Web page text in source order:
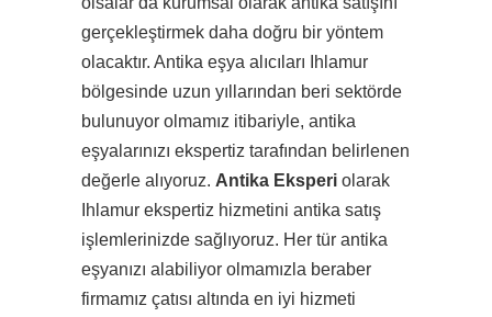
gerçekleştirmek daha doğru bir yöntem
olacaktır. Antika eşya alıcıları Ihlamur
bölgesinde uzun yıllarından beri sektörde
bulunuyor olmamız itibariyle, antika
eşyalarınızı ekspertiz tarafından belirlenen
değerle alıyoruz. Antika Eksperi olarak
Ihlamur ekspertiz hizmetini antika satış
işlemlerinizde sağlıyoruz. Her tür antika
eşyanızı alabiliyor olmamızla beraber
firmamız çatısı altında en iyi hizmeti